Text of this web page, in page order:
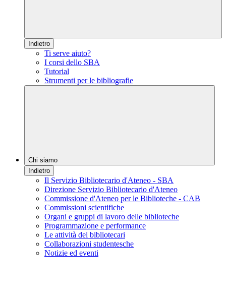
Indietro
Ti serve aiuto?
I corsi dello SBA
Tutorial
Strumenti per le bibliografie
Chi siamo
Indietro
Il Servizio Bibliotecario d'Ateneo - SBA
Direzione Servizio Bibliotecario d'Ateneo
Commissione d'Ateneo per le Biblioteche - CAB
Commissioni scientifiche
Organi e gruppi di lavoro delle biblioteche
Programmazione e performance
Le attività dei bibliotecari
Collaborazioni studentesche
Notizie ed eventi